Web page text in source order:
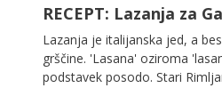
RECEPT: Lazanja za
Lazanja je italijanska jed, a
grščine. 'Lasana' oziroma
podstavek posodo. Stari